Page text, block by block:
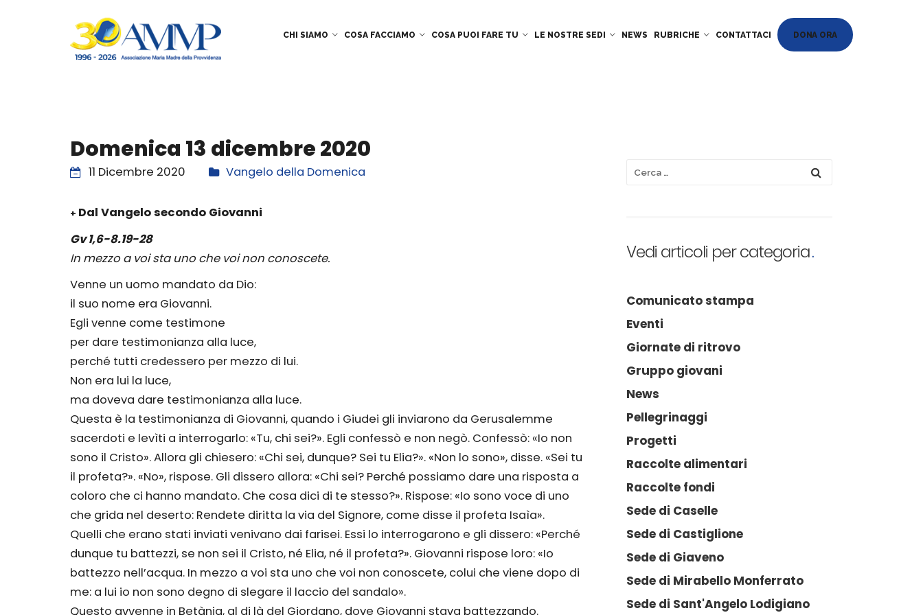
CHI SIAMO COSA FACCIAMO COSA PUOI FARE TU LE NOSTRE SEDI NEWS RUBRICHE CONTATTACI DONA ORA
Domenica 13 dicembre 2020
11 Dicembre 2020 Vangelo della Domenica
+ Dal Vangelo secondo Giovanni
Gv 1,6-8.19-28
In mezzo a voi sta uno che voi non conoscete.
Venne un uomo mandato da Dio:
il suo nome era Giovanni.
Egli venne come testimone
per dare testimonianza alla luce,
perché tutti credessero per mezzo di lui.
Non era lui la luce,
ma doveva dare testimonianza alla luce.
Questa è la testimonianza di Giovanni, quando i Giudei gli inviarono da Gerusalemme
sacerdoti e levìti a interrogarlo: «Tu, chi sei?». Egli confessò e non negò. Confessò: «Io non
sono il Cristo». Allora gli chiesero: «Chi sei, dunque? Sei tu Elia?». «Non lo sono», disse. «Sei tu
il profeta?». «No», rispose. Gli dissero allora: «Chi sei? Perché possiamo dare una risposta a
coloro che ci hanno mandato. Che cosa dici di te stesso?». Rispose: «Io sono voce di uno
che grida nel deserto: Rendete diritta la via del Signore, come disse il profeta Isaìa».
Quelli che erano stati inviati venivano dai farisei. Essi lo interrogarono e gli dissero: «Perché
dunque tu battezzi, se non sei il Cristo, né Elia, né il profeta?». Giovanni rispose loro: «Io
battezzo nell’acqua. In mezzo a voi sta uno che voi non conoscete, colui che viene dopo di
me: a lui io non sono degno di slegare il laccio del sandalo».
Questo avvenne in Betània, al di là del Giordano, dove Giovanni stava battezzando.
Vedi articoli per categoria
Comunicato stampa
Eventi
Giornate di ritrovo
Gruppo giovani
News
Pellegrinaggi
Progetti
Raccolte alimentari
Raccolte fondi
Sede di Caselle
Sede di Castiglione
Sede di Giaveno
Sede di Mirabello Monferrato
Sede di Sant'Angelo Lodigiano